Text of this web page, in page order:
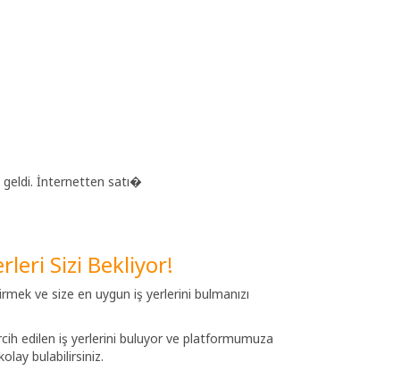
geldi. İnternetten satı�
Sizi Bekliyor!
ve size en uygun iş yerlerini bulmanızı
edilen iş yerlerini buluyor ve platformumuza
bulabilirsiniz.